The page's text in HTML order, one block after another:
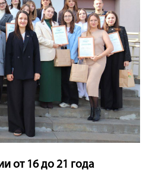
от 16 до 21 года